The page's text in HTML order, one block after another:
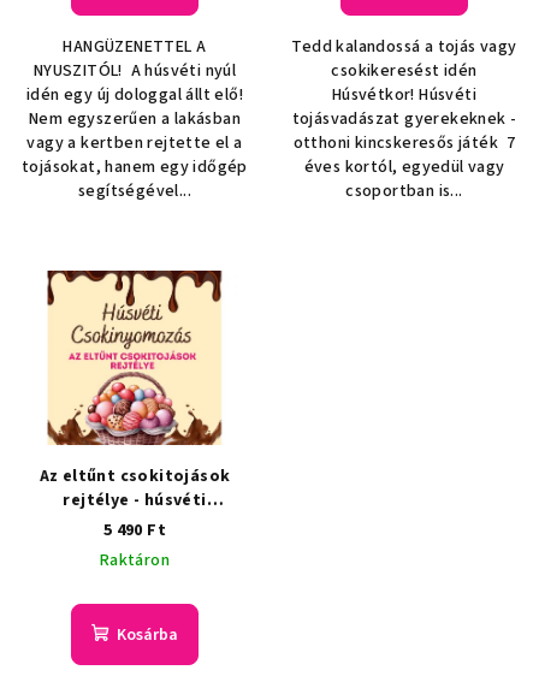
HANGÜZENETTEL A
NYUSZITÓL! A húsvéti nyúl
idén egy új dologgal állt elő!
Nem egyszerűen a lakásban
vagy a kertben rejtette el a
tojásokat, hanem egy időgép
segítségével...
Tedd kalandossá a tojás vagy
csokikeresést idén
Húsvétkor! Húsvéti
tojásvadászat gyerekeknek -
otthoni kincskeresős játék 7
éves kortól, egyedül vagy
csoportban is...
Az eltűnt csokitojások
rejtélye - húsvéti
nyomozás
5 490 Ft
Raktáron
Kosárba